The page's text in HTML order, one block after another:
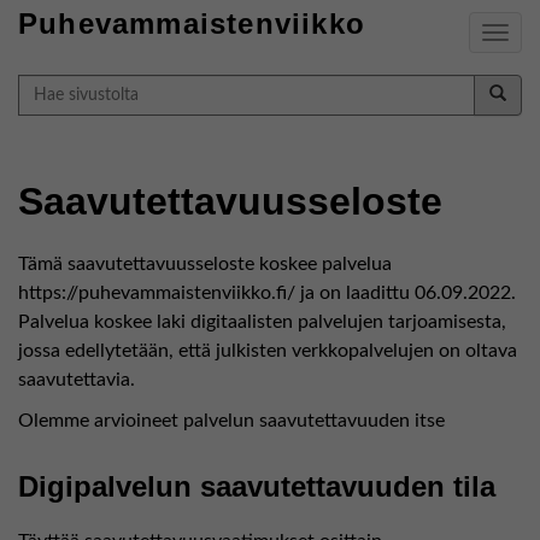
Puhevammaistenviikko
Hae
sivustolta
Saavutettavuusseloste
Tämä saavutettavuusseloste koskee palvelua
https://puhevammaistenviikko.fi/ ja on laadittu 06.09.2022.
Palvelua koskee laki digitaalisten palvelujen tarjoamisesta,
jossa edellytetään, että julkisten verkkopalvelujen on oltava
saavutettavia.
Olemme arvioineet palvelun saavutettavuuden itse
Digipalvelun saavutettavuuden tila